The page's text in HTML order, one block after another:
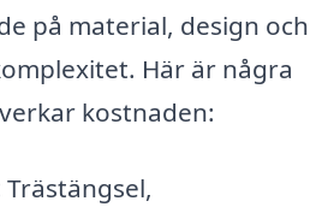
på material, design och
Här är några
kostnaden:
Trästängsel,